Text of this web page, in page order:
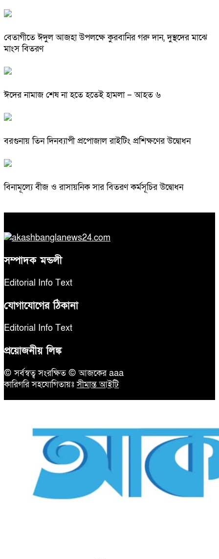
বেতাগীতে ঈদুল আজহা উপলক্ষে কুরবানির গরু দান, দুস্থদের মাঝে
মাংস বিতরণ
ঈদের নামাজ শেষ না হতে হতেই হামলা – আহত ৬
বরগুনায় তিন দিনব্যাপী প্রপোজাল রাইটিং প্রশিক্ষণের উদ্বোধন
বিনামূল্যে বীজ ও রাসায়নিক সার বিতরণ কর্মসূচির উদ্বোধন
সম্পাদক মন্ডলী
Editorial Info Text
যোগাযোগের ঠিকানা
Editorial Info Text
প্রয়োজনীয় লিঙ্ক
© সর্বস্বত্ব সংরক্ষিত © আজকের aaa
কারিগরি সহযোগিতায়ঃসীমান্ত আইটি